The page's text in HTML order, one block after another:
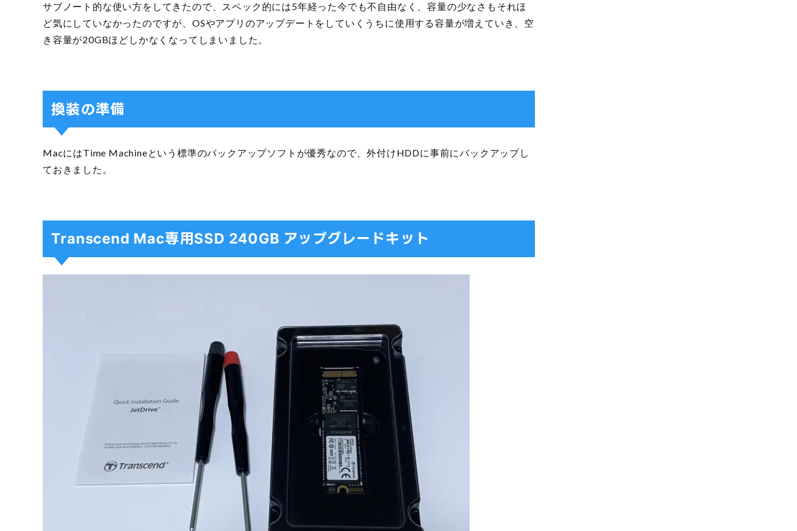
サブノート的な使い方をしてきたので、スペック的には5年経った今でも不自由なく、容量の少なさもそれほ
ど気にしていなかったのですが、OSやアプリのアップデートをしていくうちに使用する容量が増えていき、空
き容量が20GBほどしかなくなってしまいました。
換装の準備
MacにはTime Machineという標準のバックアップソフトが優秀なので、外付けHDDに事前にバックアップし
ておきました。
Transcend Mac専用SSD 240GB アップグレードキット